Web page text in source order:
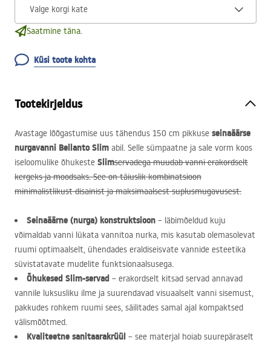
Saatmine täna.
Küsi toote kohta
Tootekirjeldus
Avastage lõõgastumise uus tähendus 150 cm pikkuse seinaäärse
nurgavanni Bellanto Slim abil. Selle sümpaatne ja sale vorm koos
iseloomulike õhukeste Slimservadega muudab vanni erakordselt
kergeks ja moodsaks. See on täiuslik kombinatsioon
minimalistlikust disainist ja maksimaalsest suplusmugavusest.
Seinaäärne (nurga) konstruktsioon – läbimõeldud kuju
võimaldab vanni lükata vannitoa nurka, mis kasutab olemasolevat
ruumi optimaalselt, ühendades eraldiseisvate vannide esteetika
süvistatavate mudelite funktsionaalsusega.
Õhukesed Slim-servad – erakordselt kitsad servad annavad
vannile luksusliku ilme ja suurendavad visuaalselt vanni sisemust,
pakkudes rohkem ruumi sees, säilitades samal ajal kompaktsed
välismõõtmed.
Kvaliteetne sanitaarakrüül – see materjal hoiab suurepäraselt